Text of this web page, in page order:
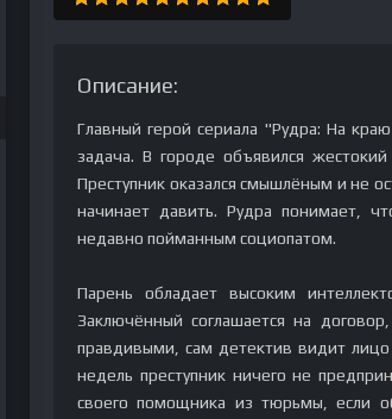
Описание:
Главный герой сериала "Рудра: На
задача. В городе объявился
Преступник оказался смышлёным и не
начинает давить. Рудра понимает,
недавно пойманным социопатом.
Парень обладает высоким
Заключённый соглашается на
правдивыми, сам детектив видит лицо
недель преступник ничего не
своего помощника из тюрьмы, если